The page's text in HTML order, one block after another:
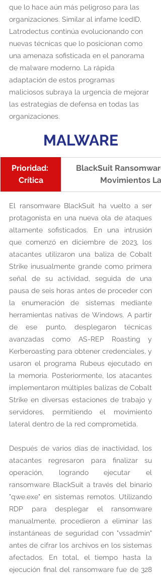
que lo hace aún más peligroso para las
organizaciones. Similar al infame IcedID,
Latrodectus continúa evolucionando con
nuevas técnicas que lo posicionan como
una amenaza sofisticada en el panorama
de malware moderno. La rápida
adaptación de estos programas
maliciosos subraya la urgencia de mejorar
las estrategias de defensa en todas las
organizaciones.
MALWARE
Prioridad:
Crítica
BlackSuit
Movimientos
El ransomware BlackSuit ha vuelto a ser
protagonista en una nueva ola de ataques
altamente sofisticados. En una intrusión
que comenzó en diciembre de 2023, los
atacantes utilizaron una baliza de Cobalt
Strike inusualmente grande como primera
señal de su actividad, seguida de una
pausa de seis horas antes de proceder con
la enumeración de sistemas mediante
herramientas nativas de Windows. A partir
de ese punto, desplegaron técnicas
avanzadas como AS-REP Roasting y
Kerberoasting para obtener credenciales, y
usaron el programa Rubeus ejecutado en
la memoria. Posteriormente, los atacantes
implementaron múltiples balizas de Cobalt
Strike en diversas estaciones de trabajo y
servidores, permitiendo el movimiento
lateral dentro de la red comprometida.
Después de varios días de inactividad, los
atacantes regresaron para finalizar su
operación, logrando ejecutar el
ransomware BlackSuit a través del binario
"qwe.exe" en sistemas remotos. Utilizando
RDP para desplegar el ransomware
manualmente, procedieron a eliminar las
instantáneas de seguridad con "vssadmin"
antes de cifrar los archivos en los sistemas
afectados. En total, el tiempo hasta la
ejecución final del ransomware fue de 328